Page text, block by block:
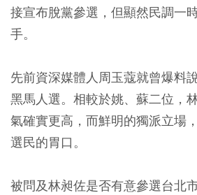
接宣布脫黨參選，但顯然民調一
手。
先前資深媒體人周玉蔻就曾爆料
黑馬人選。相較於姚、蘇二位，
氣確實更高，而鮮明的獨派立場
選民的胃口。
被問及林昶佐是否有意參選台北